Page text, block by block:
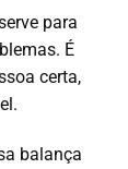
para
É
certa,
balança